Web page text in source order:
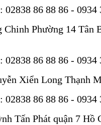
86 88 86 - 0934
Chinh Phường 14 Tân
86 88 86 - 0934
Xiển Long Thạnh
86 88 86 - 0934
Tấn Phát quận 7 Hồ